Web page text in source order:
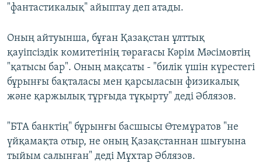
"фантастикалық" айыптау деп атады.
Оның айтуынша, бұған Қазақстан ұлттық
қауіпсіздік комитетінің төрағасы Кәрім Мәсімовтің
"қатысы бар". Оның мақсаты - "билік үшін күрестегі
бұрынғы бақталасы мен қарсыласын физикалық
және қаржылық тұрғыда тұқырту" деді Әблязов.
"БТА банктің" бұрынғы басшысы Өтемұратов "не
үйқамақта отыр, не оның Қазақстаннан шығуына
тыйым салынған" деді Мұхтар Әблязов.